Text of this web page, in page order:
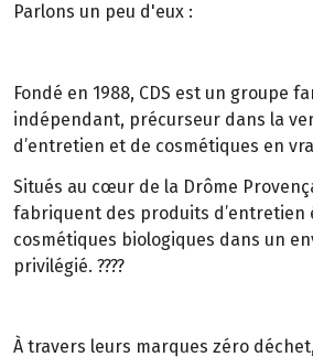
Parlons un peu d'eux :
Fondé en 1988, CDS est un groupe
indépendant, précurseur dans la
d’entretien et de cosmétiques en
Situés au cœur de la Drôme
fabriquent des produits d’entretien
cosmétiques biologiques dans un
privilégié. ????
À travers leurs marques zéro